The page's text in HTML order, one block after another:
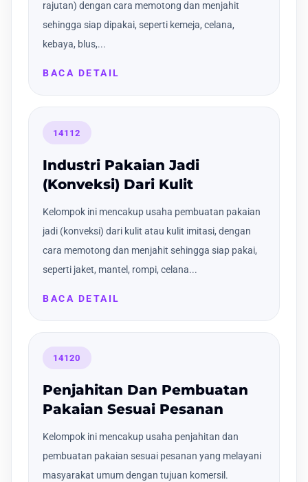
rajutan) dengan cara memotong dan menjahit
sehingga siap dipakai, seperti kemeja, celana,
kebaya, blus,...
BACA DETAIL
14112
Industri Pakaian Jadi
(Konveksi) Dari Kulit
Kelompok ini mencakup usaha pembuatan pakaian
jadi (konveksi) dari kulit atau kulit imitasi, dengan
cara memotong dan menjahit sehingga siap pakai,
seperti jaket, mantel, rompi, celana...
BACA DETAIL
14120
Penjahitan Dan Pembuatan
Pakaian Sesuai Pesanan
Kelompok ini mencakup usaha penjahitan dan
pembuatan pakaian sesuai pesanan yang melayani
masyarakat umum dengan tujuan komersil.